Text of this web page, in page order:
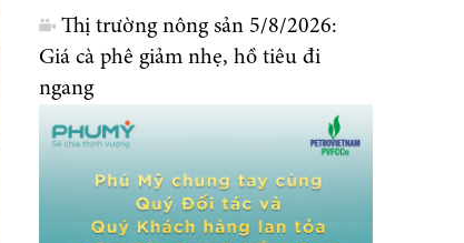
Thị trường nông sản 5/8/2026:
Giá cà phê giảm nhẹ, hồ tiêu đi
ngang